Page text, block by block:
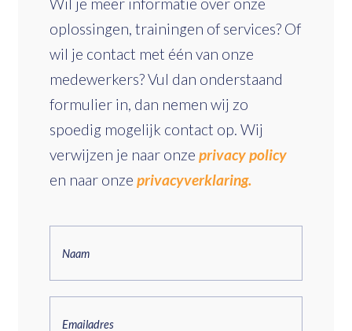
oplossingen, trainingen of services? Of
wil je contact met één van onze
medewerkers? Vul dan onderstaand
formulier in, dan nemen wij zo
spoedig mogelijk contact op. Wij
verwijzen je naar onze privacy policy
en naar onze privacyverklaring.